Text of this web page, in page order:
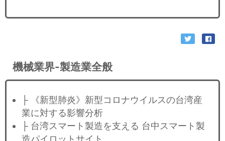
機械業界-製造業全般
├ 《新型肺炎》新型コロナウイルスの台湾産
業に対する影響分析
├ 台湾スマート製造を支える 台中スマート製